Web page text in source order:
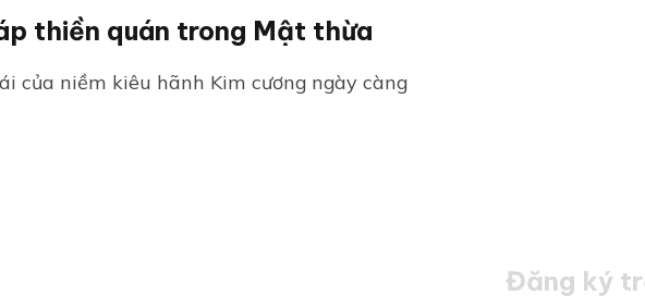
thiền quán trong Mật thừa
của niềm kiêu hãnh Kim cương ngày càng
Đăng ký